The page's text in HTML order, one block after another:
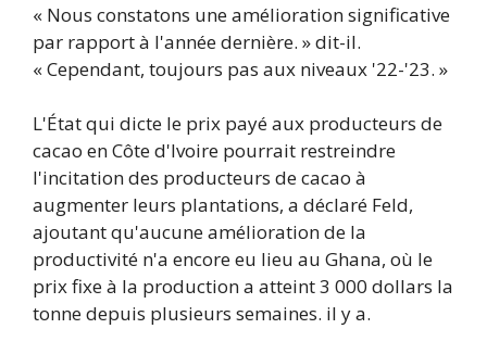
« Nous constatons une amélioration significative
par rapport à l'année dernière. » dit-il.
« Cependant, toujours pas aux niveaux '22-'23. »
L'État qui dicte le prix payé aux producteurs de
cacao en Côte d'Ivoire pourrait restreindre
l'incitation des producteurs de cacao à
augmenter leurs plantations, a déclaré Feld,
ajoutant qu'aucune amélioration de la
productivité n'a encore eu lieu au Ghana, où le
prix fixe à la production a atteint 3 000 dollars la
tonne depuis plusieurs semaines. il y a.